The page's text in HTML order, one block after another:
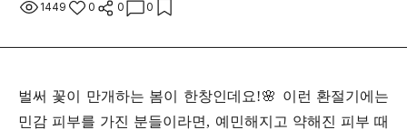
1449 0 0 0
벌써 꽃이 만개하는 봄이 한창인데요!🌸 이런 환절기에는
민감 피부를 가진 분들이라면, 예민해지고 약해진 피부 때